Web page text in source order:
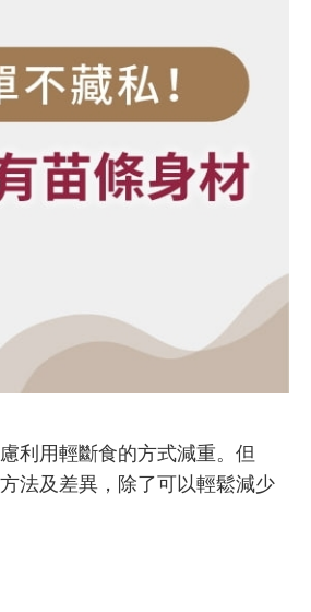
利用輕斷食的方式減重。但
法及差異，除了可以輕鬆減少